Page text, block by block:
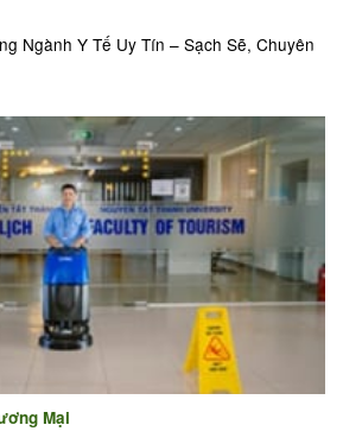
Ngành Y Tế Uy Tín – Sạch Sẽ, Chuyên
Mại